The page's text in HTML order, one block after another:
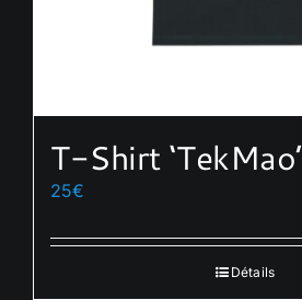
T-Shirt ‘TekMao’
25€
Détails